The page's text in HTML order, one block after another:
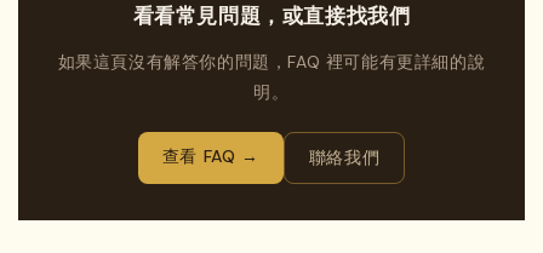
看看常見問題，或直接找我們
如果這頁沒有解答你的問題，FAQ 裡可能有更詳細的說
明。
查看 FAQ → 聯絡我們